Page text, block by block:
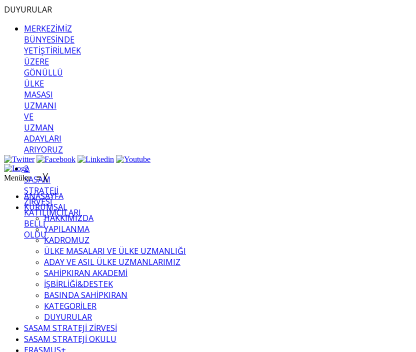
DUYURULAR
MERKEZİMİZ
BÜNYESİNDE
YETİŞTİRİLMEK
ÜZERE
GÖNÜLLÜ
ÜLKE
MASASI
UZMANI
VE
UZMAN
ADAYLARI
ARIYORUZ
2.
SASAM
STRATEJİ
ZİRVESİ
KATILIMCILARI
BELLİ
OLDU
Menüler≡ ╳
ANASAYFA
KURUMSAL
HAKKIMIZDA
YAPILANMA
KADROMUZ
ÜLKE MASALARI VE ÜLKE UZMANLIĞI
ADAY VE ASIL ÜLKE UZMANLARIMIZ
SAHİPKIRAN AKADEMİ
İŞBİRLİĞİ&DESTEK
BASINDA SAHİPKIRAN
KATEGORİLER
DUYURULAR
SASAM STRATEJİ ZİRVESİ
SASAM STRATEJİ OKULU